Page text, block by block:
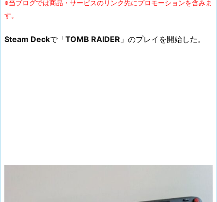
※当ブログでは商品・サービスのリンク先にプロモーションを含みま
す。
Steam Deckで「TOMB RAIDER 」のプレイを開始した。